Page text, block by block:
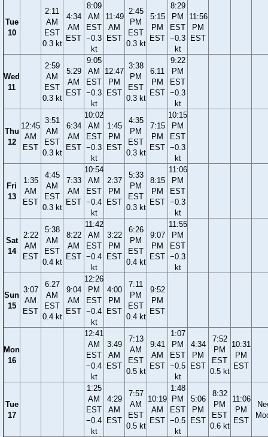
Tue
10
2:11
AM
EST
0.3 kt
4:34
AM
EST
8:09
AM
EST
−0.3
kt
11:49
AM
EST
2:45
PM
EST
0.3 kt
5:15
PM
EST
8:29
PM
EST
−0.3
kt
11:56
PM
EST
Wed
11
2:59
AM
EST
0.3 kt
5:29
AM
EST
9:05
AM
EST
−0.3
kt
12:47
PM
EST
3:38
PM
EST
0.3 kt
6:11
PM
EST
9:22
PM
EST
−0.3
kt
Thu
12
12:45
AM
EST
3:51
AM
EST
0.3 kt
6:34
AM
EST
10:02
AM
EST
−0.3
kt
1:45
PM
EST
4:35
PM
EST
0.3 kt
7:15
PM
EST
10:15
PM
EST
−0.3
kt
Fri
13
1:35
AM
EST
4:45
AM
EST
0.3 kt
7:33
AM
EST
10:54
AM
EST
−0.4
kt
2:37
PM
EST
5:33
PM
EST
0.3 kt
8:15
PM
EST
11:06
PM
EST
−0.3
kt
Sat
14
2:22
AM
EST
5:38
AM
EST
0.4 kt
8:22
AM
EST
11:42
AM
EST
−0.4
kt
3:22
PM
EST
6:26
PM
EST
0.4 kt
9:07
PM
EST
11:55
PM
EST
−0.3
kt
Sun
15
3:07
AM
EST
6:27
AM
EST
0.4 kt
9:04
AM
EST
12:26
PM
EST
−0.4
kt
4:00
PM
EST
7:11
PM
EST
0.4 kt
9:52
PM
EST
Mon
16
12:41
AM
EST
−0.4
kt
3:49
AM
EST
7:13
AM
EST
0.5 kt
9:41
AM
EST
1:07
PM
EST
−0.5
kt
4:34
PM
EST
7:52
PM
EST
0.5 kt
10:31
PM
EST
Tue
17
1:25
AM
EST
−0.4
kt
4:29
AM
EST
7:57
AM
EST
0.5 kt
10:19
AM
EST
1:48
PM
EST
−0.5
kt
5:06
PM
EST
8:32
PM
EST
0.6 kt
11:06
PM
EST